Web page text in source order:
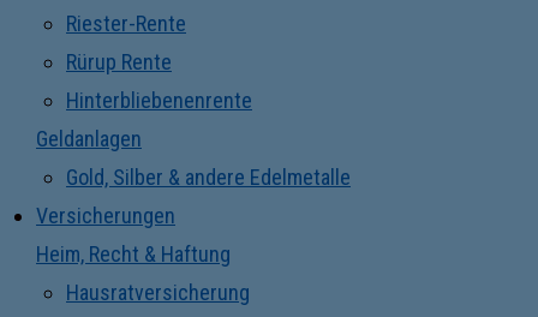
Riester-Rente
Rürup Rente
Hinterbliebenenrente
Geldanlagen
Gold, Silber & andere Edelmetalle
Versicherungen
Heim, Recht & Haftung
Hausratversicherung